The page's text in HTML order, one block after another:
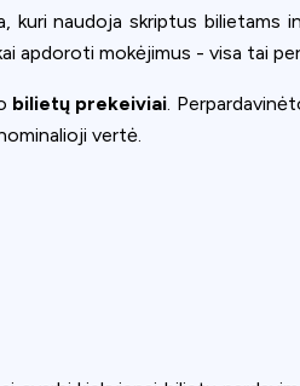
naudoja skriptus bilietams
apdoroti mokėjimus - visa tai per
bilietų prekeiviai .
vertė.